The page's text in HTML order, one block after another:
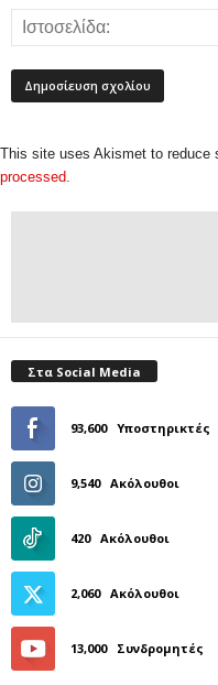
This site uses Akismet to reduce
processed.
Στα Social Media
93,600 Υποστηρικτές
9,540 Ακόλουθοι
420 Ακόλουθοι
2,060 Ακόλουθοι
13,000 Συνδρομητές